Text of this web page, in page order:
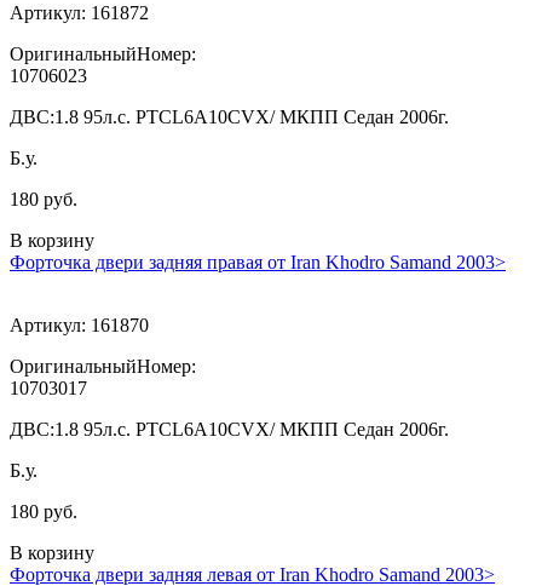
Артикул: 161872
ОригинальныйНомер:
10706023
ДВС:1.8 95л.с. PTCL6A10CVX/ МКПП Седан 2006г.
Б.у.
180 руб.
В корзину
Форточка двери задняя правая от Iran Khodro Samand 2003>
Артикул: 161870
ОригинальныйНомер:
10703017
ДВС:1.8 95л.с. PTCL6A10CVX/ МКПП Седан 2006г.
Б.у.
180 руб.
В корзину
Форточка двери задняя левая от Iran Khodro Samand 2003>